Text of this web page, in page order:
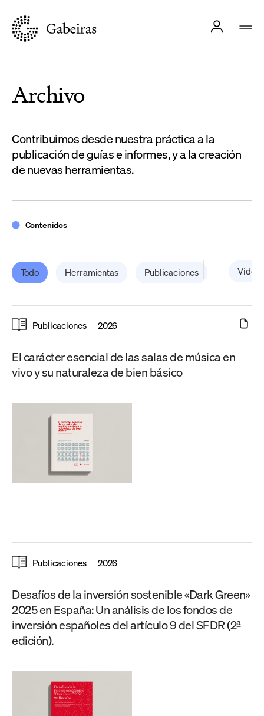
Archivo
Contribuimos desde nuestra práctica a la
publicación de guías e informes, y a la creación
de nuevas herramientas.
Contenidos
Todo Herramientas Publicaciones Videos
Publicaciones 2026
El carácter esencial de las salas de música en
vivo y su naturaleza de bien básico
Publicaciones 2026
Desafíos de la inversión sostenible «Dark Green»
2025 en España: Un análisis de los fondos de
inversión españoles del artículo 9 del SFDR (2ª
edición).